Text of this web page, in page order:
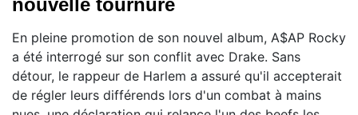
En pleine promotion de son nouvel album, A$AP Rocky
a été interrogé sur son conflit avec Drake. Sans
détour, le rappeur de Harlem a assuré qu'il accepterait
de régler leurs différends lors d'un combat à mains